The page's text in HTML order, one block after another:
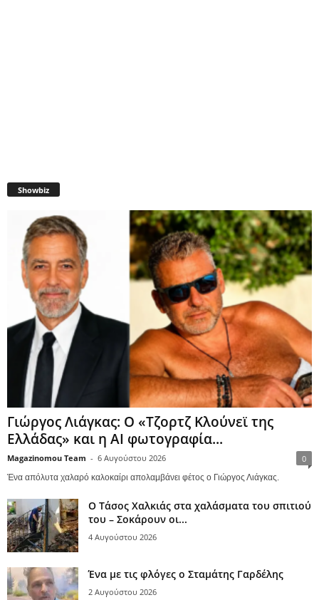
Showbiz
Γιώργος Λιάγκας: Ο «Τζορτζ Κλούνεϊ της
Ελλάδας» και η AI φωτογραφία...
Magazinomou Team - 6 Αυγούστου 2026 0
Ένα απόλυτα χαλαρό καλοκαίρι απολαμβάνει φέτος ο Γιώργος Λιάγκας.
Ο Τάσος Χαλκιάς στα χαλάσματα του σπιτιού
του – Σοκάρουν οι...
4 Αυγούστου 2026
Ένα με τις φλόγες ο Σταμάτης Γαρδέλης
2 Αυγούστου 2026